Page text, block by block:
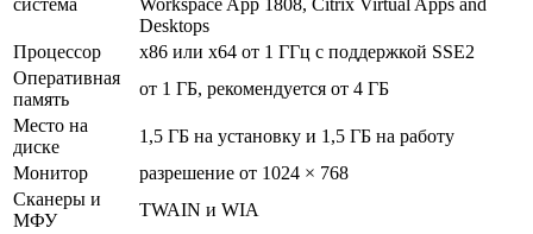
Desktops
Процессор
x86 или x64 от 1 ГГц с поддержкой SSE2
Оперативная
память
от 1 ГБ, рекомендуется от 4 ГБ
Место на
диске
1,5 ГБ на установку и 1,5 ГБ на работу
Монитор
разрешение от 1024 × 768
Сканеры и
МФУ
TWAIN и WIA